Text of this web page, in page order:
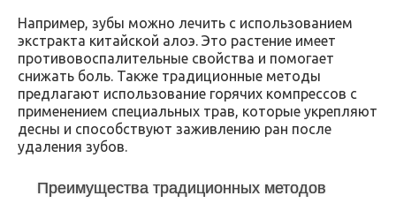
Например, зубы можно лечить с использованием
экстракта китайской алоэ. Это растение имеет
противовоспалительные свойства и помогает
снижать боль. Также традиционные методы
предлагают использование горячих компрессов с
применением специальных трав, которые укрепляют
десны и способствуют заживлению ран после
удаления зубов.
Преимущества традиционных методов